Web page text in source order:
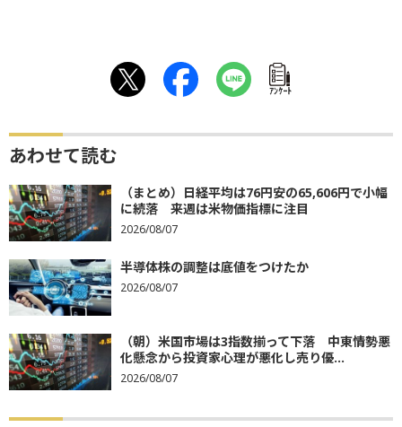
ｱﾝｹｰﾄ
あわせて読む
（まとめ）日経平均は76円安の65,606円で小幅
に続落 来週は米物価指標に注目
2026/08/07
半導体株の調整は底値をつけたか
2026/08/07
（朝）米国市場は3指数揃って下落 中東情勢悪
化懸念から投資家心理が悪化し売り優...
2026/08/07